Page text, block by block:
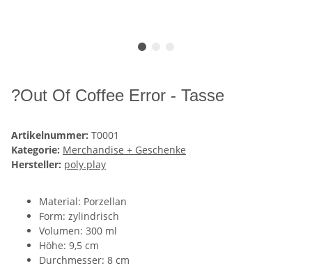
?Out Of Coffee Error - Tasse
Artikelnummer: T0001
Kategorie: Merchandise + Geschenke
Hersteller: poly.play
Material: Porzellan
Form: zylindrisch
Volumen: 300 ml
Höhe: 9,5 cm
Durchmesser: 8 cm